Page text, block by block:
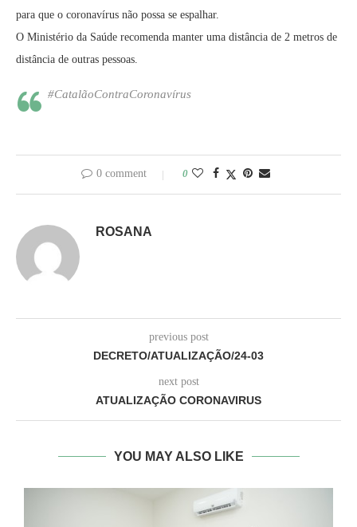
para que o coronavírus não possa se espalhar.
O Ministério da Saúde recomenda manter uma distância de 2 metros de
distância de outras pessoas.
#CatalãoContraCoronavírus
0 comment 0
ROSANA
previous post
DECRETO/ATUALIZAÇÃO/24-03
next post
ATUALIZAÇÃO CORONAVIRUS
YOU MAY ALSO LIKE